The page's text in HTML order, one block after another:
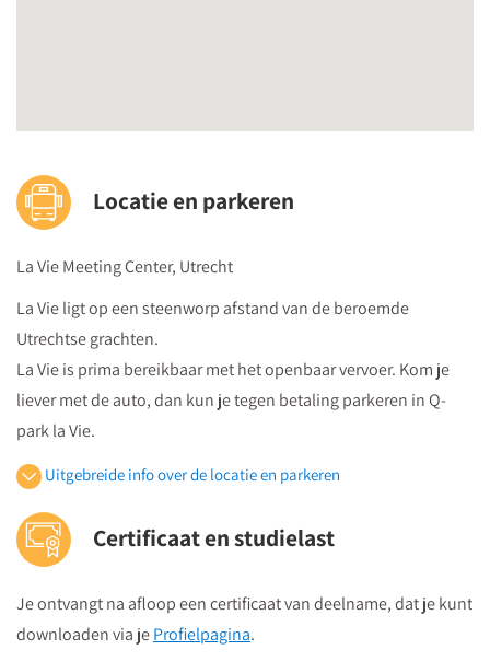
Locatie en parkeren
La Vie Meeting Center, Utrecht
La Vie ligt op een steenworp afstand van de beroemde
Utrechtse grachten.
La Vie is prima bereikbaar met het openbaar vervoer. Kom je
liever met de auto, dan kun je tegen betaling parkeren in Q-
park la Vie.
Je volgt vanuit Utrecht Centraal Station de bewegwijzeringborden
vervolgens vanuit winkelcentrum "Hoog Catharijne" volgt u de
borden "Vredenburg".
Uitgebreide info over de locatie en parkeren
Certificaat en studielast
Je ontvangt na afloop een certificaat van deelname, dat je kunt
downloaden via jeProfielpagina.